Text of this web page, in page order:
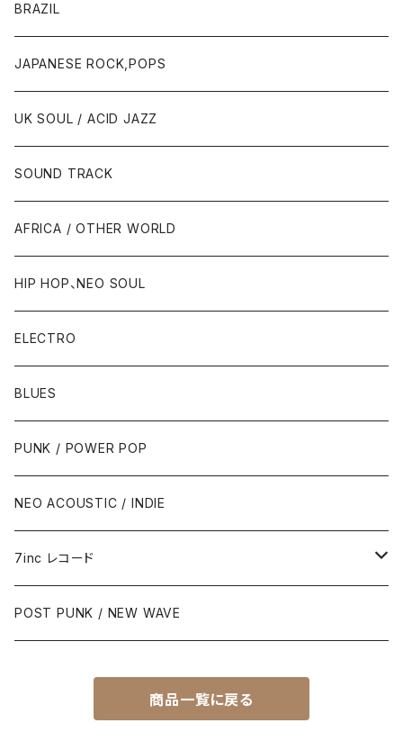
BRAZIL
JAPANESE ROCK,POPS
UK SOUL / ACID JAZZ
SOUND TRACK
AFRICA / OTHER WORLD
HIP HOP、NEO SOUL
ELECTRO
BLUES
PUNK / POWER POP
NEO ACOUSTIC / INDIE
7inc レコード
PUNK / 2TONE
SKA / ROCK STEADY / REGGAE
POST PUNK / NEW WAVE
商品一覧に戻る